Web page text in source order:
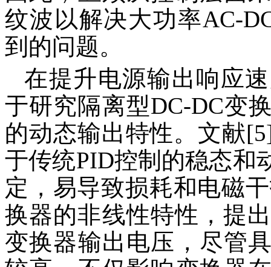
纹波以解决大功率AC-
到的问题。
在提升电源输出响应
于研究隔离型DC-DC变
的动态输出特性。文献
于传统PID控制的稳态和
定，易导致损耗和电磁
换器的非线性特性，提
变换器输出电压，尽管